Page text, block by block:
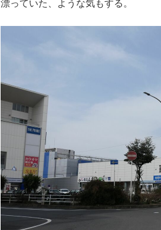
漂っていた、ような気もする。